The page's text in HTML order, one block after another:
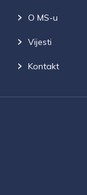
O MS-u
Vijesti
Kontakt